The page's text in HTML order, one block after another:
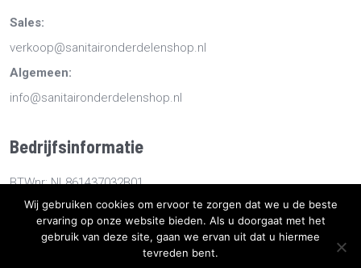
Sales:
verkoop@sanitaironderdelenshop.nl
Algemeen:
info@sanitaironderdelenshop.nl
Bedrijfsinformatie
BTWnr: NL861437032B01
KvKnr: 78527112
Sanitaironderdelenshop.nl
Wij gebruiken cookies om ervoor te zorgen dat we u de beste
ervaring op onze website bieden. Als u doorgaat met het
gebruik van deze site, gaan we ervan uit dat u hiermee
tevreden bent.